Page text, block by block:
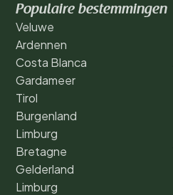
Populaire bestemmingen
Veluwe
Ardennen
Costa Blanca
Gardameer
Tirol
Burgenland
Limburg
Bretagne
Gelderland
Limburg